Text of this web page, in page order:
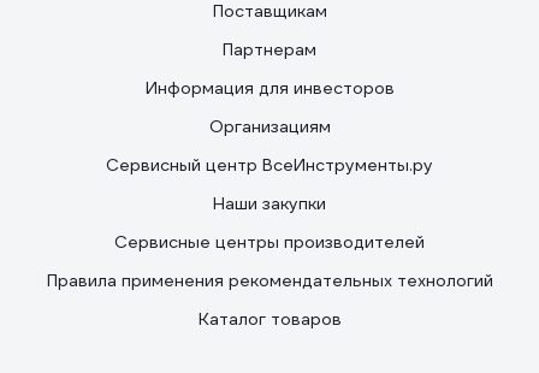
Поставщикам
Партнерам
Информация для инвесторов
Организациям
Сервисный центр ВсеИнструменты.ру
Наши закупки
Сервисные центры производителей
Правила применения рекомендательных технологий
Каталог товаров